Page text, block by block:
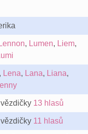
Lennon, Lumen, Liem,
, Lena, Lana, Liana,
13 hlasů
11 hlasů